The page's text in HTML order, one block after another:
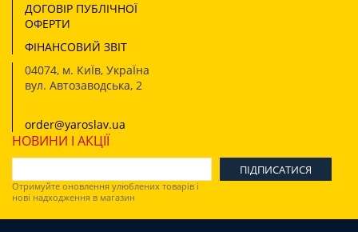
ДОГОВІР ПУБЛІЧНОЇ
ОФЕРТИ
ФІНАНСОВИЙ ЗВІТ
04074, м. КиЇв, УкраЇна
вул. Автозаводська, 2
order@yaroslav.ua
НОВИНИ І АКЦІЇ
Отримуйте оновлення улюблених товарів і
нові надходження в магазин